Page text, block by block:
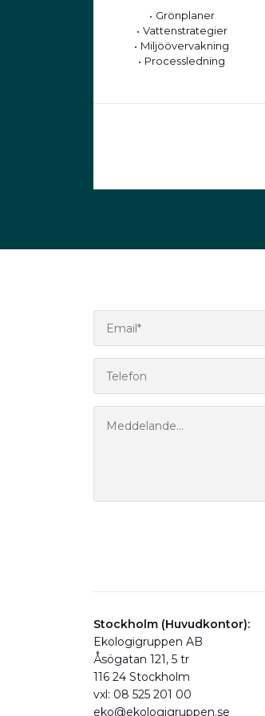
Grönplaner
Vattenstrategier
Miljöövervakning
Processledning
Stockholm (Huvudkontor):
Ekologigruppen AB
Åsögatan 121, 5 tr
116 24 Stockholm
vxl: 08 525 201 00
eko@ekologigruppen.se